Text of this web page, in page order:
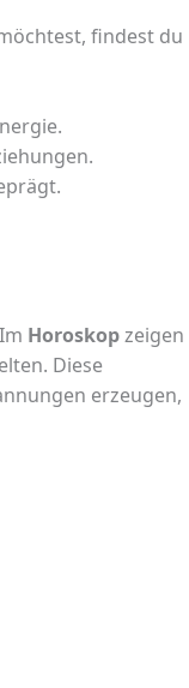
findest du
Horoskopzeigen
Diese
erzeugen,